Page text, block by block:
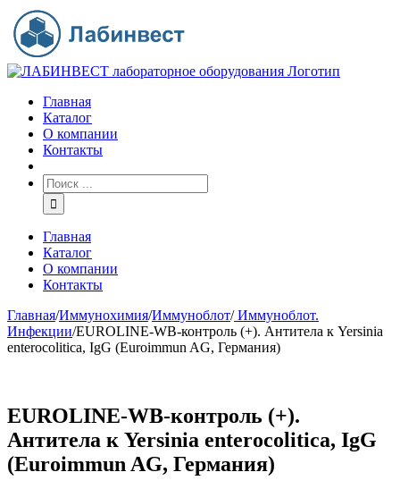
Главная
Каталог
О компании
Контакты
Главная
Каталог
О компании
Контакты
Главная/Иммунохимия/Иммуноблот/Иммуноблот.
Инфекции/EUROLINE-WB-контроль (+). Антитела к Yersinia
enterocolitica, IgG (Euroimmun AG, Германия)
EUROLINE-WB-контроль (+).
Антитела к Yersinia enterocolitica, IgG
(Euroimmun AG, Германия)